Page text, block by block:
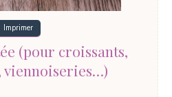
Imprimer
(pour croissants,
viennoiseries…)